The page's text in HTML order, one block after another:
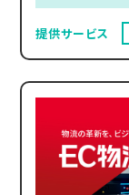
提供サービス